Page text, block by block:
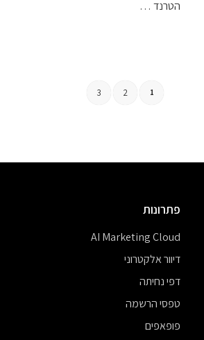
הטרנד …
1
2
3
פתרונות
AI Marketing Cloud
דיוור אלקטרוני
דפי נחיתה
טפסי הרשמה
פופאפים